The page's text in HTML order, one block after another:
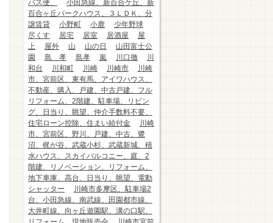
バス便、
小田急線、新百合ケ丘、新
百合ヶ丘パークハウス、３ＬＤＫ、分
譲賃貸
小野町 小鹿
少年野球
尽くす
居宅 居室 居酒屋
屋
上
屋外 山 山の日
山田富士公
園
島 孝 島孝 嵐 川口徹
川
和台
川和町 川崎 川崎市
川崎
市、宮前区、東有馬、アイワハウス、
不動産、購入、戸建、中古戸建、フル
リフォーム、2階建、駐車場、リビン
グ、日当り、眺望、仲介手数料不要、
住宅ローン控除、住まい給付金
川崎
市、宮前区、野川、戸建、中古、鷺
沼、梶が谷、武蔵小杉、武蔵新城、積
水ハウス、スカイバルコニー、庭、2
階建、リノベーション、リフォーム、
地下車庫、高台、日当り、眺望、電動
シャッター
川崎市多摩区、駐車場2
台、小田急線、南武線、田園都市線、
大井町線、向ヶ丘遊園駅、溝の口駅、